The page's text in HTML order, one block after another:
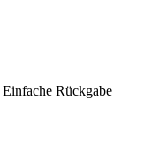
Einfache Rückgabe